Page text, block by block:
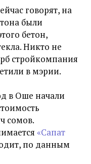
говорят, на
были
бетон,
Никто не
стройкомпания
в мэрии.
в Оше начали
сомов.
«Сапат
по данным